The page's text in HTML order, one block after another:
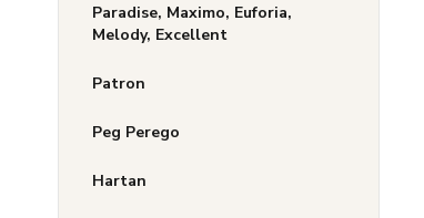
Paradise, Maximo, Euforia,
Melody, Excellent
Patron
Peg Perego
Hartan